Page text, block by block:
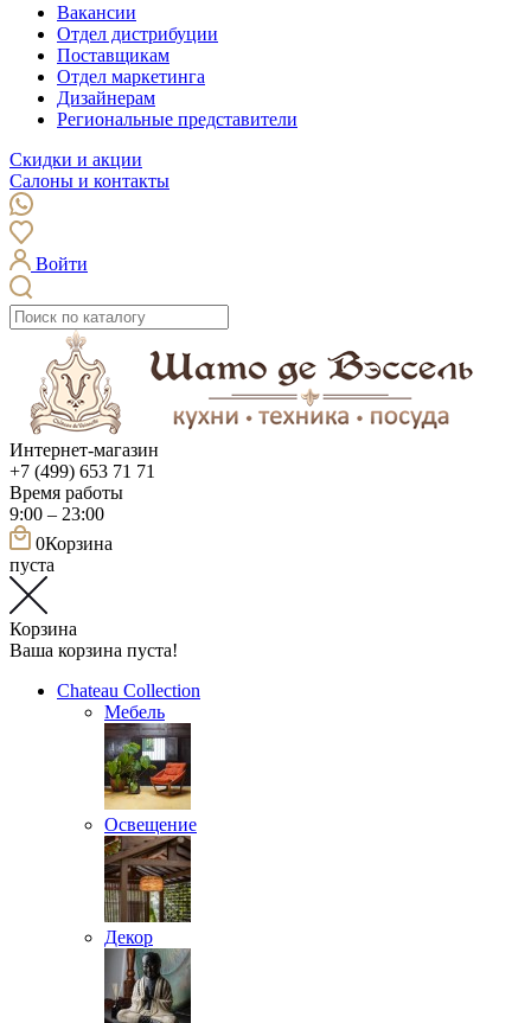
Вакансии
Отдел дистрибуции
Поставщикам
Отдел маркетинга
Дизайнерам
Региональные представители
Скидки и акции
Салоны и контакты
Войти
Интернет-магазин
+7 (499) 653 71 71
Время работы
9:00 – 23:00
0Корзина
пуста
Корзина
Ваша корзина пуста!
Chateau Collection
Мебель
Освещение
Декор